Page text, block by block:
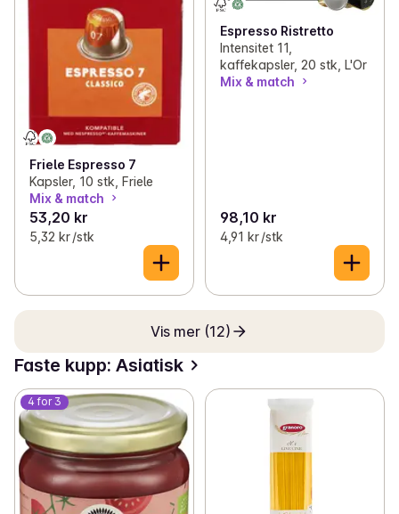
Friele Espresso 7
Kapsler, 10 stk, Friele
Mix & match
53,20 kr
5,32 kr /stk
Espresso Ristretto
Intensitet 11,
kaffekapsler, 20 stk, L'Or
Mix & match
98,10 kr
4,91 kr /stk
Vis mer (12)
Faste kupp: Asiatisk
4 for 3